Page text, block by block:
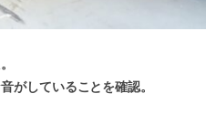
がしていることを確認。